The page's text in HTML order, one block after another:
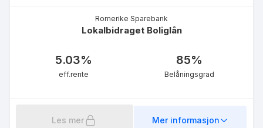
4.84%
eff.rente
Romerike Sparebank
Lokalbidraget Boliglån
5.03%
eff.rente
85%
Belåningsgrad
Les mer Mer informasjon